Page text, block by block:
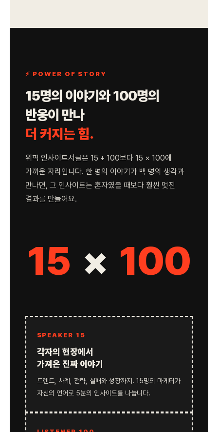
⚡ POWER OF STORY
15명의 이야기와 100명의
반응이 만나
더 커지는 힘.
위픽 인사이트서클은 15 + 100보다 15 × 100에
가까운 자리입니다. 한 명의 이야기가 백 명의 생각과
만나면, 그 인사이트는 혼자였을 때보다 훨씬 멋진
결과를 만들어요.
15 × 100
SPEAKER 15
각자의 현장에서
가져온 진짜 이야기
트렌드, 사례, 전략, 실패와 성장까지. 15명의 마케터가
자신의 언어로 5분의 인사이트를 나눕니다.